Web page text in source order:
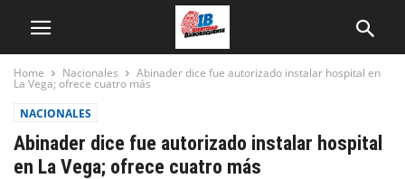
Home Nacionales Abinader dice fue autorizado instalar hospital en
La Vega; ofrece cuatro más
NACIONALES
Abinader dice fue autorizado instalar hospital
en La Vega; ofrece cuatro más